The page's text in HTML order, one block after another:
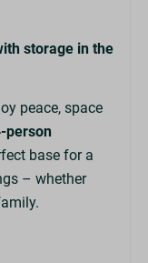
storage in the
peace, space
person
base for a
– whether